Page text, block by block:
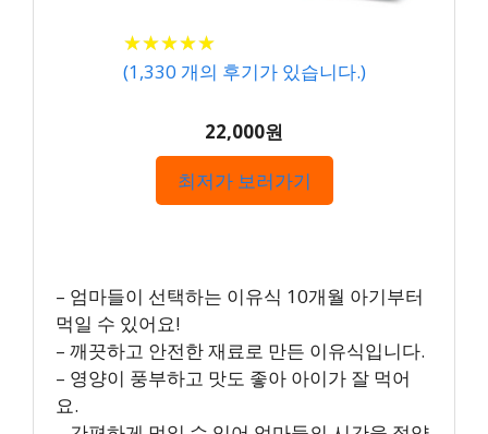
★★★★★
★★★★★
(1,330 개의 후기가 있습니다.)
22,000원
최저가 보러가기
– 엄마들이 선택하는 이유식 10개월 아기부터
먹일 수 있어요!
– 깨끗하고 안전한 재료로 만든 이유식입니다.
– 영양이 풍부하고 맛도 좋아 아이가 잘 먹어
요.